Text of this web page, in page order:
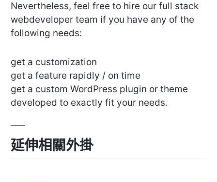
Nevertheless, feel free to hire our full stack
webdeveloper team if you have any of the
following needs:
get a customization
get a feature rapidly / on time
get a custom WordPress plugin or theme
developed to exactly fit your needs.
延伸相關外掛